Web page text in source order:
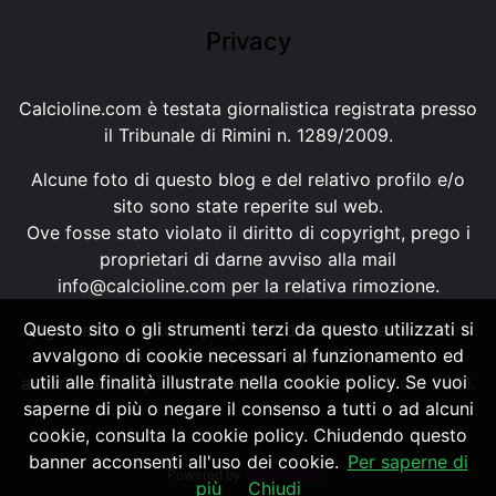
Privacy
Calcioline.com è testata giornalistica registrata presso
il Tribunale di Rimini n. 1289/2009.
Alcune foto di questo blog e del relativo profilo e/o
sito sono state reperite sul web.
Ove fosse stato violato il diritto di copyright, prego i
proprietari di darne avviso alla mail
info@calcioline.com per la relativa rimozione.
Ogni testo e foto di proprietà di Calcioline.com non
possono essere copiati o riprodotti, senza
autorizzazione, ai sensi della normativa n.29 del 2001.
Powered by SpheraHouse
Questo sito o gli strumenti terzi da questo utilizzati si
avvalgono di cookie necessari al funzionamento ed
utili alle finalità illustrate nella cookie policy. Se vuoi
saperne di più o negare il consenso a tutti o ad alcuni
cookie, consulta la cookie policy. Chiudendo questo
banner acconsenti all'uso dei cookie. Per saperne di
più
Chiudi